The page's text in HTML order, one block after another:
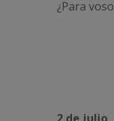
¿Para